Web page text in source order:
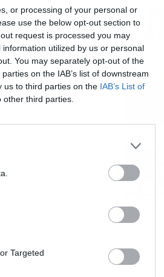
or processing of your personal or
use the below opt-out section to
request is processed you may
utilized by us or personal
You may separately opt-out of the
on the IAB’s list of downstream
us to third parties on the IAB’s List of
third parties.
Targeted
; diversos
Antonio
y se
entre 1524
un mendigo,
de bronce de
Eucaristía a
online.
para Europa
Superior de